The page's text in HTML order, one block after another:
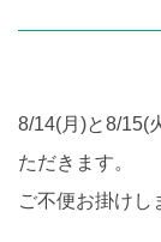
8/14(月)と8/15(
ただきます。
ご不便お掛けし